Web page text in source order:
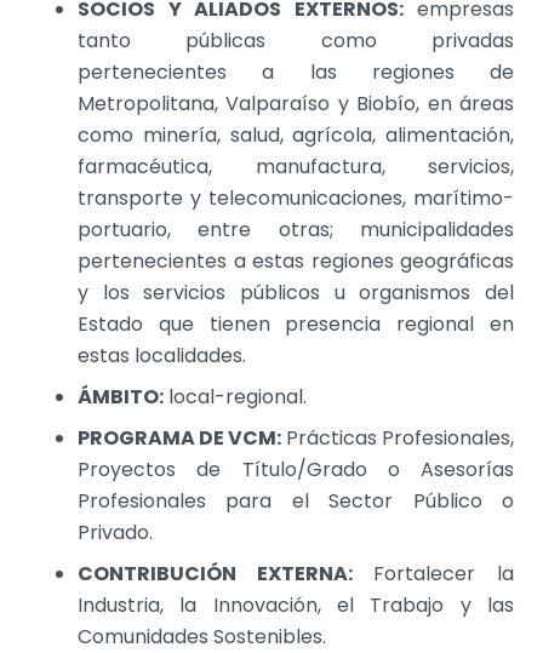
SOCIOS Y ALIADOS EXTERNOS:empresas
tanto públicas como privadas
pertenecientes a las regiones de
Metropolitana, Valparaíso y Biobío, en áreas
como minería, salud, agrícola, alimentación,
farmacéutica, manufactura, servicios,
transporte y telecomunicaciones, marítimo-
portuario, entre otras; municipalidades
pertenecientes a estas regiones geográficas
y los servicios públicos u organismos del
Estado que tienen presencia regional en
estas localidades.
ÁMBITO: local-regional.
PROGRAMA DE VCM: Prácticas Profesionales,
Proyectos de Título/Grado o Asesorías
Profesionales para el Sector Público o
Privado.
CONTRIBUCIÓN EXTERNA:Fortalecer la
Industria, la Innovación, el Trabajo y las
Comunidades Sostenibles.